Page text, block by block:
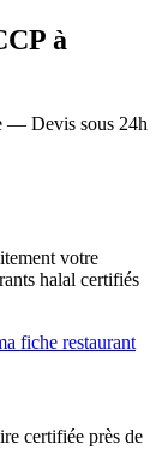
à
— Devis sous 24h
votre
halal certifiés
fiche restaurant
certifiée près de